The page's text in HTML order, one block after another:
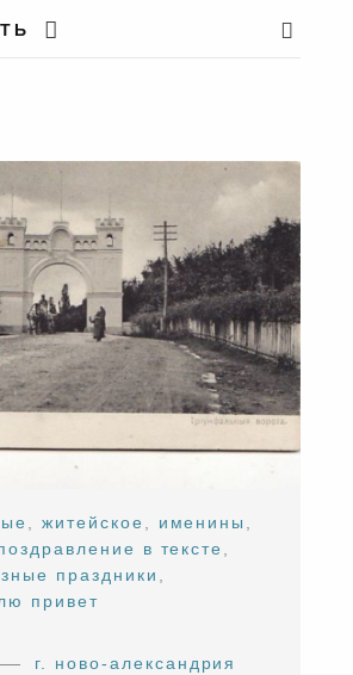
, житейское , именины ,
в тексте ,
праздники ,
привет
г. ново-александрия